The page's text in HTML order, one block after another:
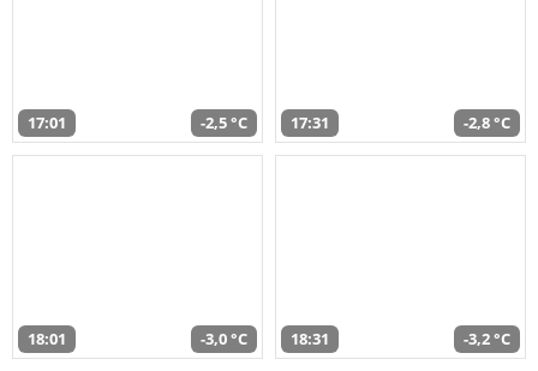
17:01 -2,5 °C 17:31 -2,8 °C
18:01 -3,0 °C 18:31 -3,2 °C